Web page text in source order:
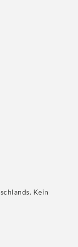
Kein